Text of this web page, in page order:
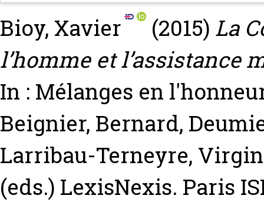
Bioy, Xavier (2015) La
l’homme et l’assistance
In : Mélanges en
Beignier, Bernard,
Larribau-Terneyre,
(eds.) LexisNexis. Paris